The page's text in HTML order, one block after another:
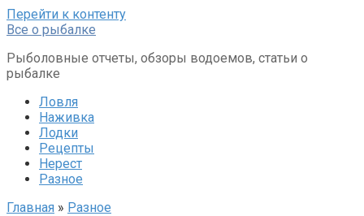
Перейти к контенту
Все о рыбалке
Рыболовные отчеты, обзоры водоемов, статьи о
рыбалке
Ловля
Наживка
Лодки
Рецепты
Нерест
Разное
Главная » Разное